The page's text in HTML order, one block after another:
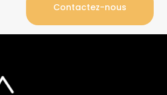
Contactez-nous